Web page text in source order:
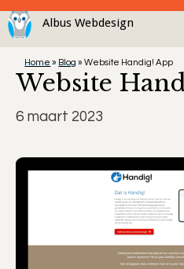
Ga
naar
inhoud
Home»Blog»Website Handig! App
Website
6 maart 2023